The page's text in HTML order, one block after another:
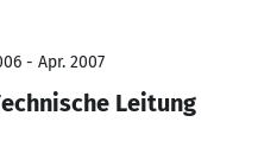
- Apr. 2007
Leitung